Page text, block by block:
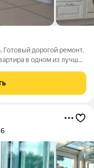
Готовый дорогой ремонт.
в одном из лучших
качественный чистовой